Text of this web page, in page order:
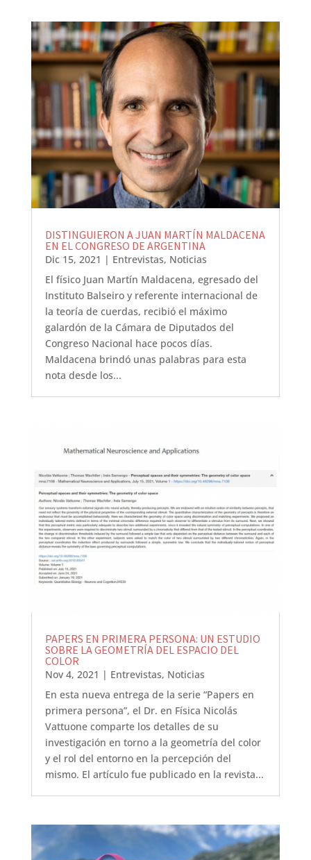
DISTINGUIERON A JUAN MARTÍN MALDACENA
EN EL CONGRESO DE ARGENTINA
Dic 15, 2021 | Entrevistas, Noticias
El físico Juan Martín Maldacena, egresado del
Instituto Balseiro y referente internacional de
la teoría de cuerdas, recibió el máximo
galardón de la Cámara de Diputados del
Congreso Nacional hace pocos días.
Maldacena brindó unas palabras para esta
nota desde los...
PAPERS EN PRIMERA PERSONA: UN ESTUDIO
SOBRE LA GEOMETRÍA DEL ESPACIO DEL
COLOR
Nov 4, 2021 | Entrevistas, Noticias
En esta nueva entrega de la serie “Papers en
primera persona”, el Dr. en Física Nicolás
Vattuone comparte los detalles de su
investigación en torno a la geometría del color
y el rol del entorno en la percepción del
mismo. El artículo fue publicado en la revista...